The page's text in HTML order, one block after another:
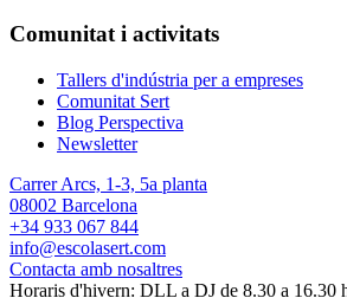
Comunitat i activitats
Tallers d'indústria per a empreses
Comunitat Sert
Blog Perspectiva
Newsletter
Carrer Arcs, 1-3, 5a planta
08002 Barcelona
+34 933 067 844
info@escolasert.com
Contacta amb nosaltres
Horaris d'hivern: DLL a DJ de 8.30 a 16.30